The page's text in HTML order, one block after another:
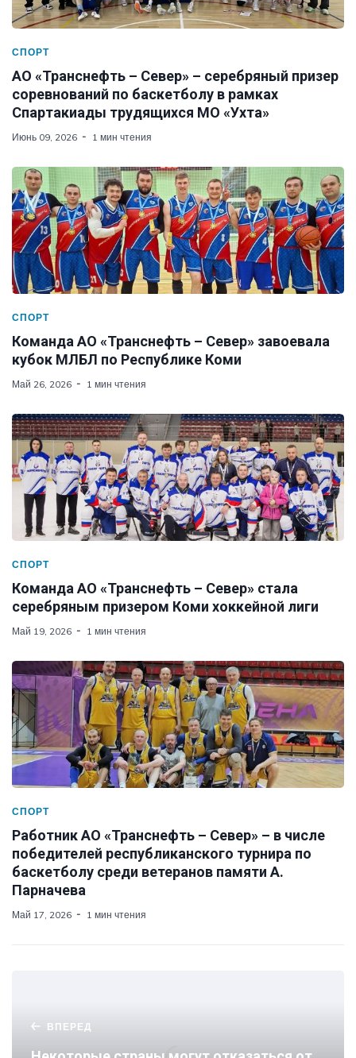
СПОРТ
АО «Транснефть – Север» – серебряный призер
соревнований по баскетболу в рамках
Спартакиады трудящихся МО «Ухта»
Июнь 09, 2026 1 мин чтения
СПОРТ
Команда АО «Транснефть – Север» завоевала
кубок МЛБЛ по Республике Коми
Май 26, 2026 1 мин чтения
СПОРТ
Команда АО «Транснефть – Север» стала
серебряным призером Коми хоккейной лиги
Май 19, 2026 1 мин чтения
СПОРТ
Работник АО «Транснефть – Север» – в числе
победителей республиканского турнира по
баскетболу среди ветеранов памяти А.
Парначева
Май 17, 2026 1 мин чтения
ВПЕРЕД